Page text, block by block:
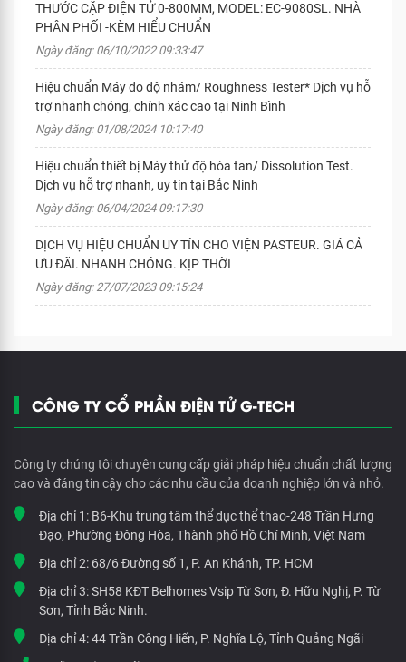
THƯỚC CẶP ĐIỆN TỬ 0-800MM, MODEL: EC-9080SL. NHÀ
PHÂN PHỐI -KÈM HIỂU CHUẨN
Ngày đăng: 06/10/2022 09:33:47
Hiệu chuẩn Máy đo độ nhám/ Roughness Tester* Dịch vụ hỗ
trợ nhanh chóng, chính xác cao tại Ninh Bình
Ngày đăng: 01/08/2024 10:17:40
Hiệu chuẩn thiết bị Máy thử độ hòa tan/ Dissolution Test.
Dịch vụ hỗ trợ nhanh, uy tín tại Bắc Ninh
Ngày đăng: 06/04/2024 09:17:30
DỊCH VỤ HIỆU CHUẨN UY TÍN CHO VIỆN PASTEUR. GIÁ CẢ
ƯU ĐÃI. NHANH CHÓNG. KỊP THỜI
Ngày đăng: 27/07/2023 09:15:24
CÔNG TY CỔ PHẦN ĐIỆN TỬ G-TECH
Công ty chúng tôi chuyên cung cấp giải pháp hiệu chuẩn chất lượng
cao và đáng tin cậy cho các nhu cầu của doanh nghiệp lớn và nhỏ.
Địa chỉ 1: B6-Khu trung tâm thể dục thể thao-248 Trần Hưng
Đạo, Phường Đông Hòa, Thành phố Hồ Chí Minh, Việt Nam
Địa chỉ 2: 68/6 Đường số 1, P. An Khánh, TP. HCM
Địa chỉ 3:SH58 KĐT Belhomes Vsip Từ Sơn, Đ. Hữu Nghị, P. Từ
Sơn, Tỉnh Bắc Ninh.
Địa chỉ 4:44 Trần Công Hiến, P. Nghĩa Lộ, Tỉnh Quảng Ngãi